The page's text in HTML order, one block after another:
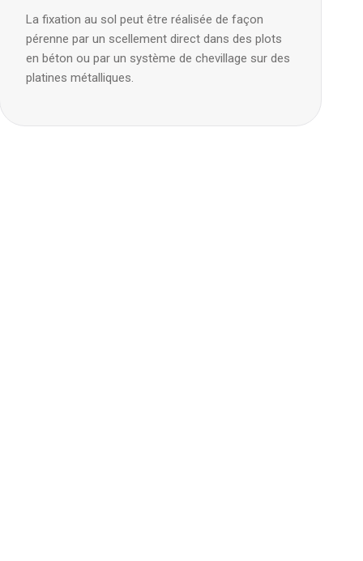
La fixation au sol peut être réalisée de façon
pérenne par un scellement direct dans des plots
en béton ou par un système de chevillage sur des
platines métalliques.